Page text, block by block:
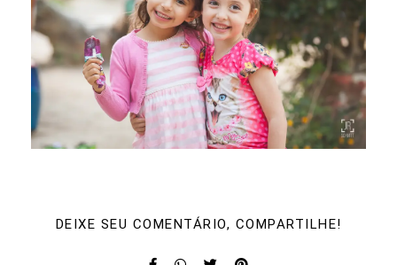
DEIXE SEU COMENTÁRIO, COMPARTILHE!